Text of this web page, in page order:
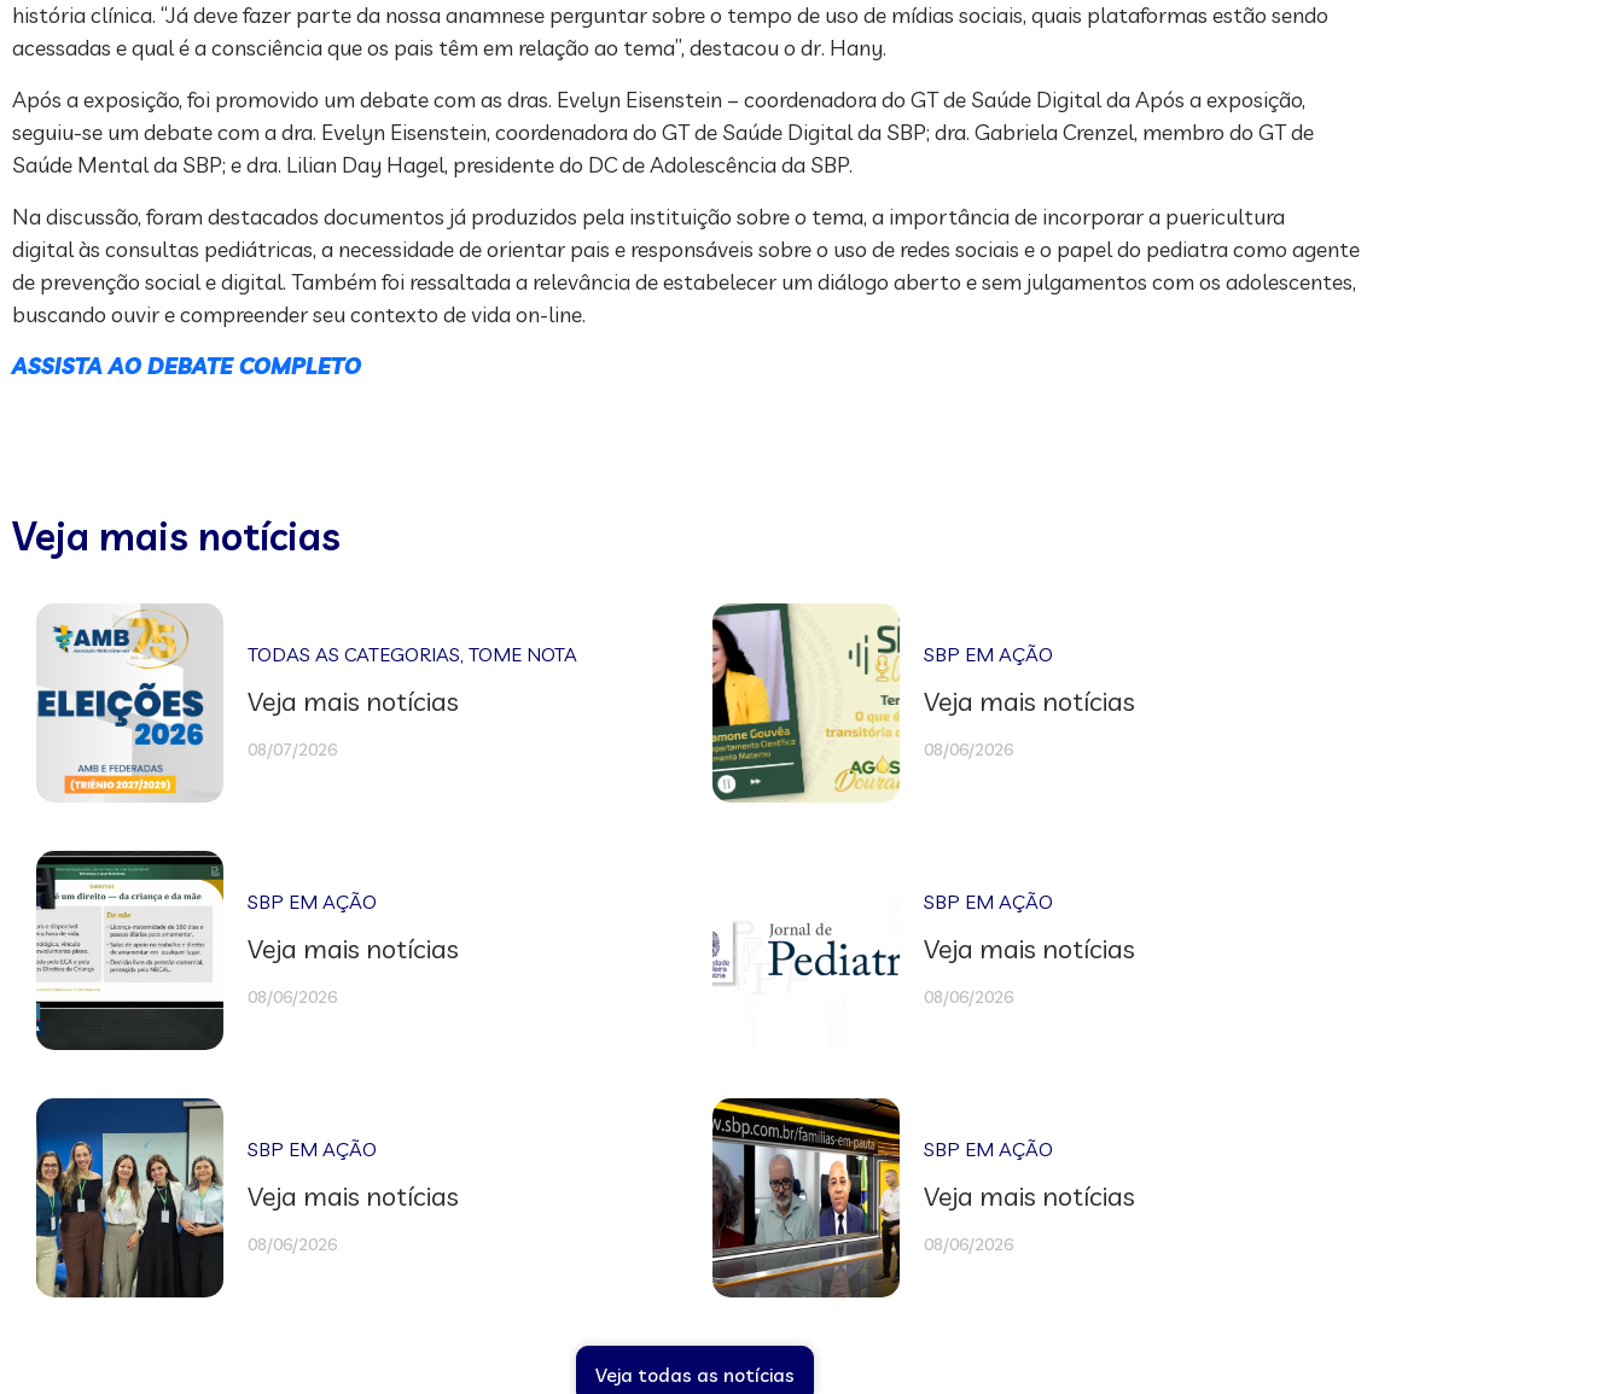
história clínica. “Já deve fazer parte da nossa anamnese perguntar sobre o tempo de uso de mídias sociais, quais plataformas estão sendo
acessadas e qual é a consciência que os pais têm em relação ao tema”, destacou o dr. Hany.
Após a exposição, foi promovido um debate com as dras. Evelyn Eisenstein – coordenadora do GT de Saúde Digital da Após a exposição,
seguiu-se um debate com a dra. Evelyn Eisenstein, coordenadora do GT de Saúde Digital da SBP; dra. Gabriela Crenzel, membro do GT de
Saúde Mental da SBP; e dra. Lilian Day Hagel, presidente do DC de Adolescência da SBP.
Na discussão, foram destacados documentos já produzidos pela instituição sobre o tema, a importância de incorporar a puericultura
digital às consultas pediátricas, a necessidade de orientar pais e responsáveis sobre o uso de redes sociais e o papel do pediatra como agente
de prevenção social e digital. Também foi ressaltada a relevância de estabelecer um diálogo aberto e sem julgamentos com os adolescentes,
buscando ouvir e compreender seu contexto de vida on-line.
ASSISTA AO DEBATE COMPLETO
Veja mais notícias
TODAS AS CATEGORIAS,TOME NOTA
Veja mais notícias
08/07/2026
SBP EM AÇÃO
Veja mais notícias
08/06/2026
SBP EM AÇÃO
Veja mais notícias
08/06/2026
SBP EM AÇÃO
Veja mais notícias
08/06/2026
SBP EM AÇÃO
Veja mais notícias
08/06/2026
SBP EM AÇÃO
Veja mais notícias
08/06/2026
Veja todas as notícias